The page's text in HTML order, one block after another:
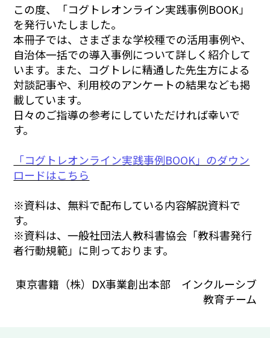
この度、「コグトレオンライン実践事例BOOK」
を発行いたしました。
本冊子では、さまざまな学校種での活用事例や、
自治体一括での導入事例について詳しく紹介して
います。また、コグトレに精通した先生方による
対談記事や、利用校のアンケートの結果なども掲
載しています。
日々のご指導の参考にしていただければ幸いで
す。
「コグトレオンライン実践事例BOOK」のダウン
ロードはこちら
※資料は、無料で配布している内容解説資料で
す。
※資料は、一般社団法人教科書協会「教科書発行
者行動規範」に則っております。
東京書籍（株）DX事業創出本部 インクルーシブ
教育チーム